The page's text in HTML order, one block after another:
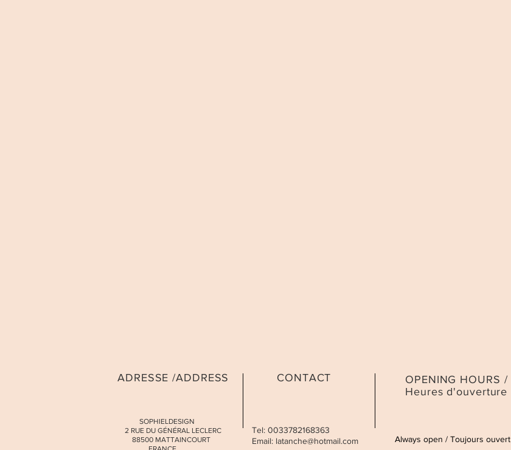
ADRESSE /ADDRESS
SOPHIELDESIGN
2 RUE DU GÉNÉRAL LECLERC
88500 MATTAINCOURT
CONTACT
Tel: 0033782168363
Email: latanche@hotmail.com
OPENING HOURS /
Heures d'ouverture
Always open / Toujours ouvert